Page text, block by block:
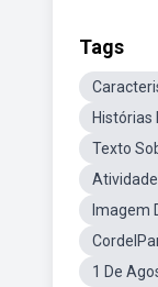
Tags
Histórias
Texto
Imagem
1 De